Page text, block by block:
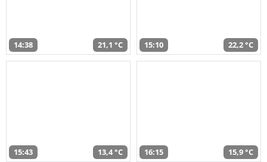
14:38 21,1 °C 15:10 22,2 °C
15:43 13,4 °C 16:15 15,9 °C